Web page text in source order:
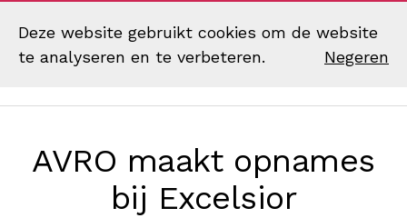
Deze website gebruikt cookies om de website
te analyseren en te verbeteren.
Negeren
Excelsior
AVRO maakt opnames
bij Excelsior